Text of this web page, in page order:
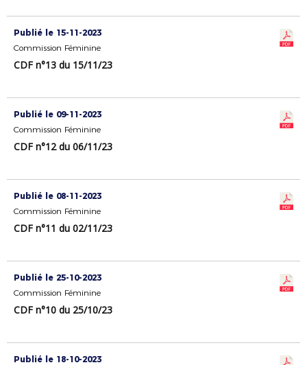
Publié le 15-11-2023
Commission Féminine
CDF n°13 du 15/11/23
Publié le 09-11-2023
Commission Féminine
CDF n°12 du 06/11/23
Publié le 08-11-2023
Commission Féminine
CDF n°11 du 02/11/23
Publié le 25-10-2023
Commission Féminine
CDF n°10 du 25/10/23
Publié le 18-10-2023